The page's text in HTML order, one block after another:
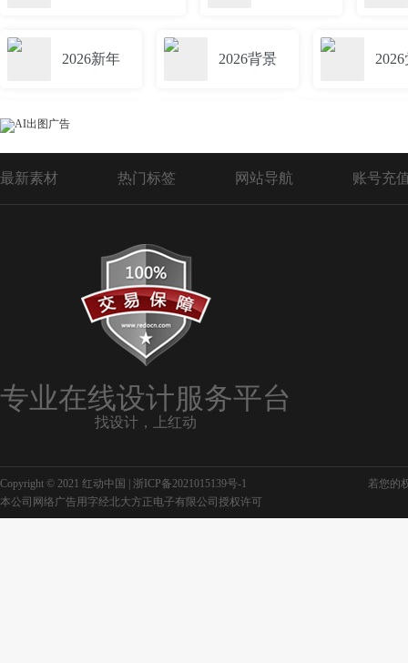
2026新年 2026背景
2026日历
2026马年背景 2026展板
2026年春节
最新素材 热门标签 网站导航 账号充
专业在线设计服务平台
找设计，上红动
Copyright © 2021 红动中国 | 浙ICP备2021015139号-1
若您的
本公司网络广告用字经北大方正电子有限公司授权许可